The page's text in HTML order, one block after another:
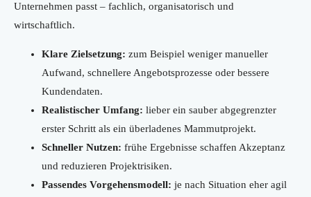
Unternehmen passt – fachlich, organisatorisch und
wirtschaftlich.
Klare Zielsetzung: zum Beispiel weniger manueller
Aufwand, schnellere Angebotsprozesse oder bessere
Kundendaten.
Realistischer Umfang: lieber ein sauber abgegrenzter
erster Schritt als ein überladenes Mammutprojekt.
Schneller Nutzen: frühe Ergebnisse schaffen Akzeptanz
und reduzieren Projektrisiken.
Passendes Vorgehensmodell: je nach Situation eher agil